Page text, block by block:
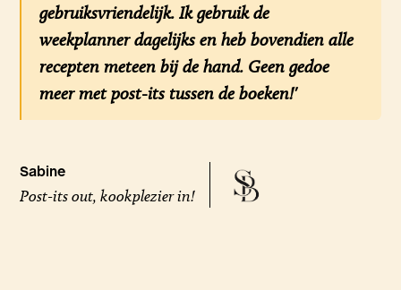
gebruiksvriendelijk. Ik gebruik de
weekplanner dagelijks en heb bovendien alle
recepten meteen bij de hand. Geen gedoe
meer met post-its tussen de boeken!'
Sabine
Post-its out, kookplezier in!